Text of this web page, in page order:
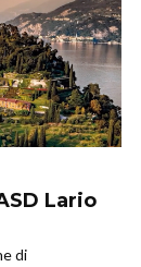
Lario
di